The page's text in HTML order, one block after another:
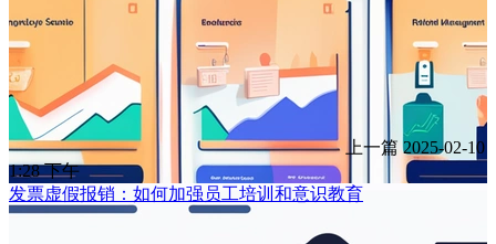
上一篇 2025-02-10
1:28 下午
发票虚假报销：如何加强员工培训和意识教育